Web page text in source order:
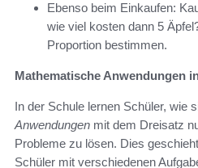
Ebenso beim Einkaufen:
wie viel kosten dann 5
Proportion bestimmen.
Mathematische Anwendungen
In der Schule lernen Schüler, wie
Anwendungen mit dem Dreisatz
Probleme zu lösen. Dies
Schüler mit verschiedenen